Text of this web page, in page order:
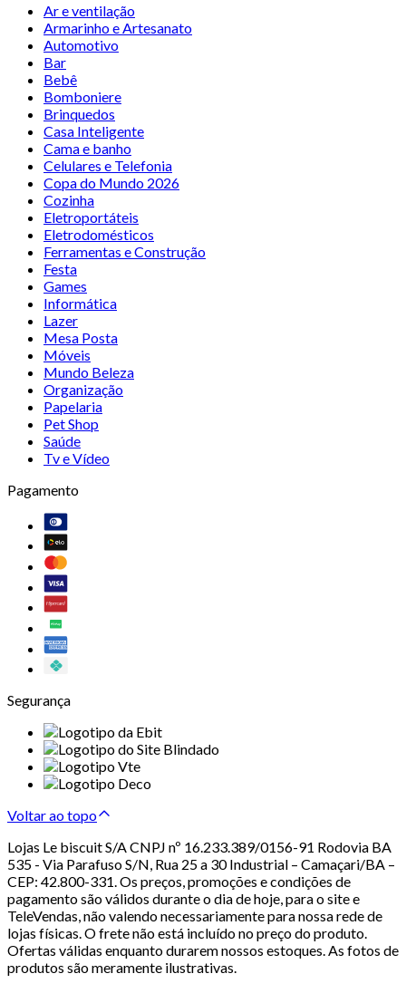
Ar e ventilação
Armarinho e Artesanato
Automotivo
Bar
Bebê
Bomboniere
Brinquedos
Casa Inteligente
Cama e banho
Celulares e Telefonia
Copa do Mundo 2026
Cozinha
Eletroportáteis
Eletrodomésticos
Ferramentas e Construção
Festa
Games
Informática
Lazer
Mesa Posta
Móveis
Mundo Beleza
Organização
Papelaria
Pet Shop
Saúde
Tv e Vídeo
Pagamento
Segurança
Voltar ao topo
Lojas Le biscuit S/A CNPJ nº 16.233.389/0156-91 Rodovia BA
535 - Via Parafuso S/N, Rua 25 a 30 Industrial – Camaçari/BA –
CEP: 42.800-331. Os preços, promoções e condições de
pagamento são válidos durante o dia de hoje, para o site e
TeleVendas, não valendo necessariamente para nossa rede de
lojas físicas. O frete não está incluído no preço do produto.
Ofertas válidas enquanto durarem nossos estoques. As fotos de
produtos são meramente ilustrativas.